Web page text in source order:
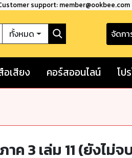
support: member@ookbee.com
ทั้งหมด จัดก
เสียง คอร์สออนไลน์ โป
ค 3 เล่ม 11 (ยังไม่จ